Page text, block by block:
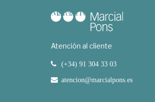
Atención al cliente
(+34) 91 304 33 03
atencion@marcialpons.es